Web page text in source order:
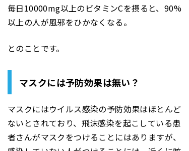
毎日10000mg以上のビタミンCを摂ると、90%
以上の人が風邪をひかなくなる。
とのことです。
マスクには予防効果は無い？
マスクにはウイルス感染の予防効果はほとんど
ないとされており、飛沫感染を起こしている患
者さんがマスクをつけることにはありますが、